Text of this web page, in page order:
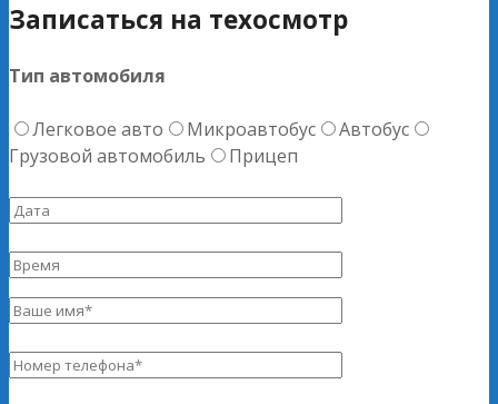
Записаться на техосмотр
Тип автомобиля
Легковое авто Микроавтобус
Автобус
Грузовой автомобиль
Прицеп